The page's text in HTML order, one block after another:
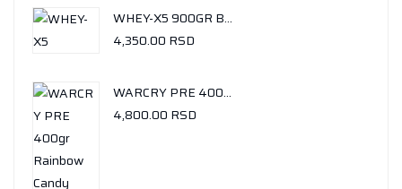
WHEY-X5 900GR BUENO CHOCOLATE
4,350.00 RSD
WARCRY PRE 400GR RAINBOW CANDY
4,800.00 RSD